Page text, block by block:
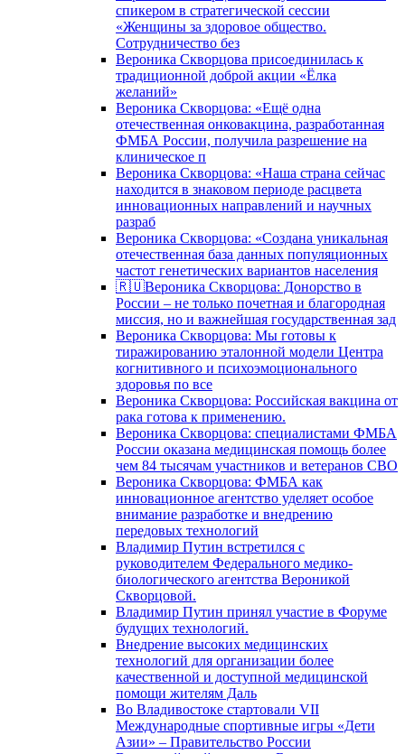
спикером в стратегической сессии
«Женщины за здоровое общество.
Сотрудничество без
Вероника Скворцова присоединилась к
традиционной доброй акции «Ёлка
желаний»
Вероника Скворцова: «Ещё одна
отечественная онковакцина, разработанная
ФМБА России, получила разрешение на
клиническое п
Вероника Скворцова: «Наша страна сейчас
находится в знаковом периоде расцвета
инновационных направлений и научных
разраб
Вероника Скворцова: «Создана уникальная
отечественная база данных популяционных
частот генетических вариантов населения
🇷🇺Вероника Скворцова: Донорство в
России – не только почетная и благородная
миссия, но и важнейшая государственная зад
Вероника Скворцова: Мы готовы к
тиражированию эталонной модели Центра
когнитивного и психоэмоционального
здоровья по все
Вероника Скворцова: Российская вакцина от
рака готова к применению.
Вероника Скворцова: специалистами ФМБА
России оказана медицинская помощь более
чем 84 тысячам участников и ветеранов СВО
Вероника Скворцова: ФМБА как
инновационное агентство уделяет особое
внимание разработке и внедрению
передовых технологий
Владимир Путин встретился с
руководителем Федерального медико-
биологического агентства Вероникой
Скворцовой.
Владимир Путин принял участие в Форуме
будущих технологий.
Внедрение высоких медицинских
технологий для организации более
качественной и доступной медицинской
помощи жителям Даль
Во Владивостоке стартовали VII
Международные спортивные игры «Дети
Азии» – Правительство России